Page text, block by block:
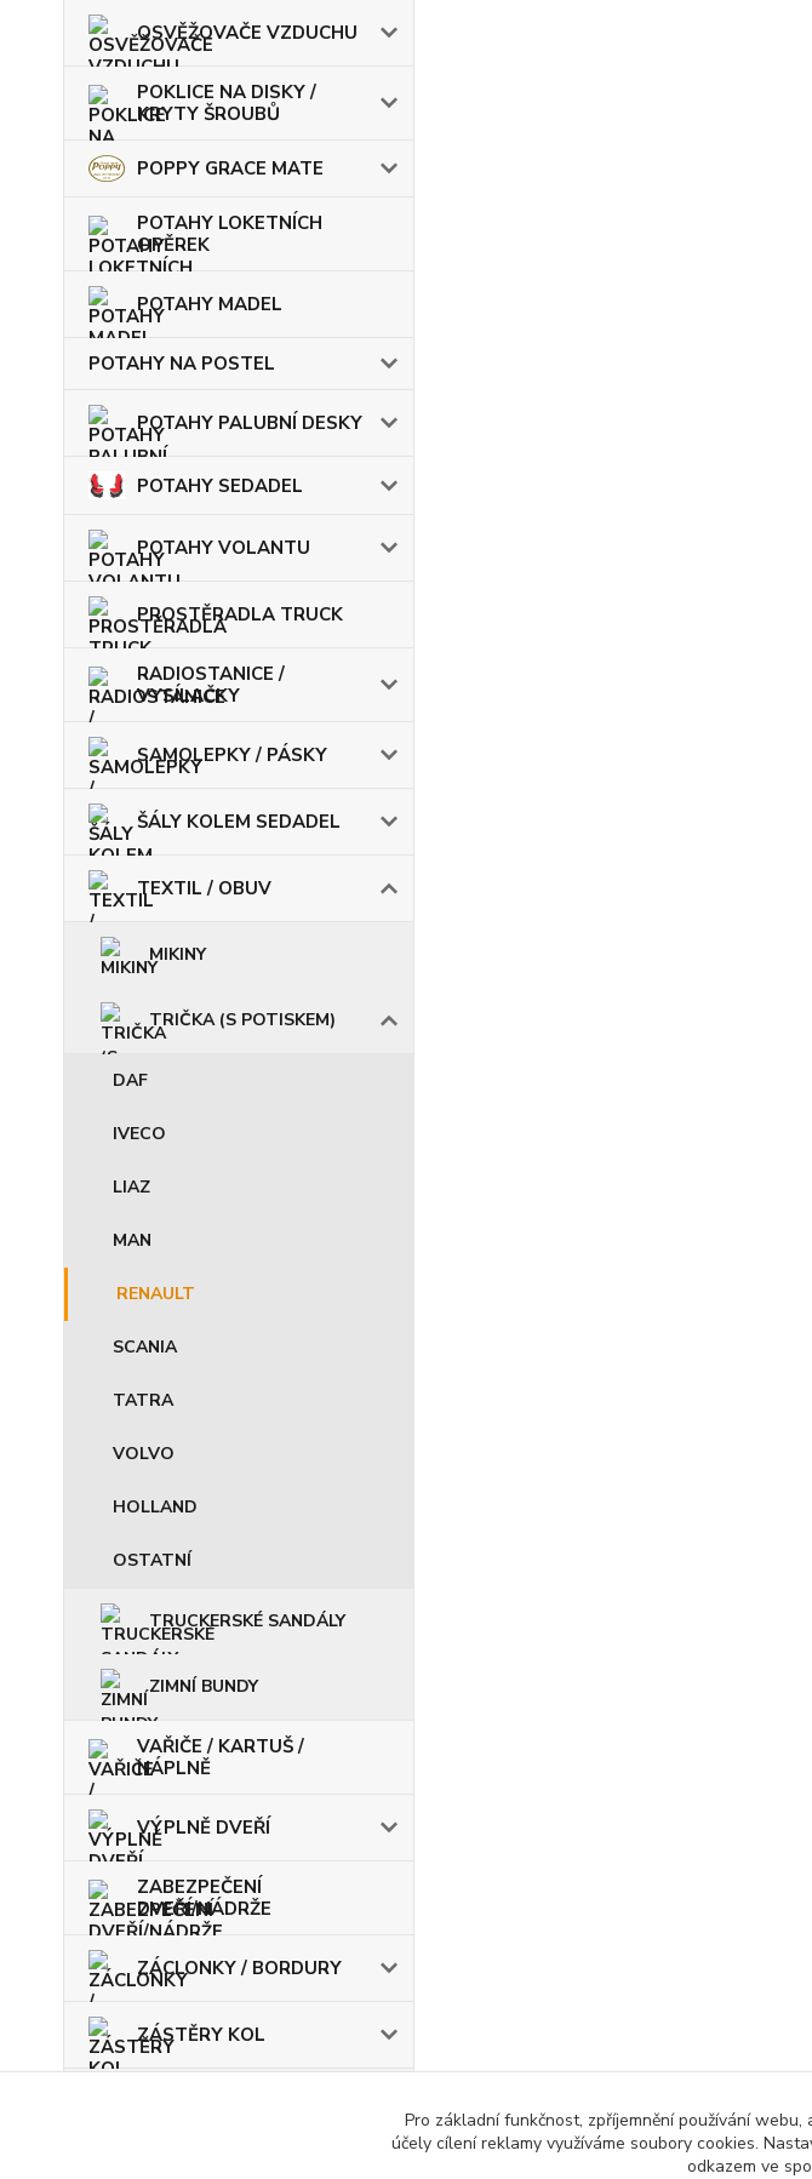
OSVĚŽOVAČE VZDUCHU
POKLICE NA DISKY /
KRYTY ŠROUBŮ
POPPY GRACE MATE
POTAHY LOKETNÍCH
OPĚREK
POTAHY MADEL
POTAHY NA POSTEL
POTAHY PALUBNÍ DESKY
POTAHY SEDADEL
POTAHY VOLANTU
PROSTĚRADLA TRUCK
RADIOSTANICE /
VYSÍLAČKY
SAMOLEPKY / PÁSKY
ŠÁLY KOLEM SEDADEL
TEXTIL / OBUV
MIKINY
TRIČKA (S POTISKEM)
DAF
IVECO
LIAZ
MAN
RENAULT
SCANIA
TATRA
VOLVO
HOLLAND
OSTATNÍ
TRUCKERSKÉ SANDÁLY
ZIMNÍ BUNDY
VAŘIČE / KARTUŠ /
NÁPLNĚ
VÝPLNĚ DVEŘÍ
ZABEZPEČENÍ
DVEŘÍ/NÁDRŽE
ZÁCLONKY / BORDURY
ZÁSTĚRY KOL
Pro základní funkčnost, zpříjemnění používání
účely cílení reklamy využíváme soubory cookies.
odkazem ve